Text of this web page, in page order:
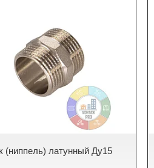
(ниппель) латунный Ду15